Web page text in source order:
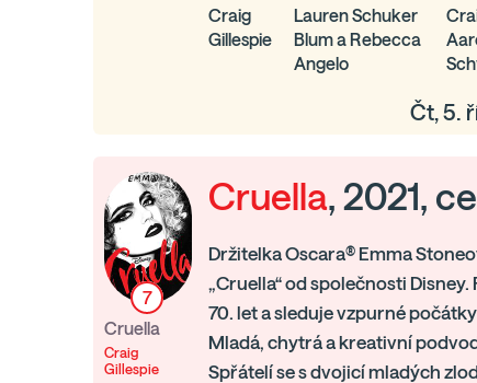
Craig
Gillespie
Lauren Schuker
Blum a Rebecca
Angelo
Čt, 5.
7
Cruella
Craig
Gillespie
Cruella, 2021,
Držitelka Oscara® Emma
„Cruella“ od společnosti
70. let a sleduje vzpurné
Mladá, chytrá a kreativní
Spřátelí se s dvojicí mladých